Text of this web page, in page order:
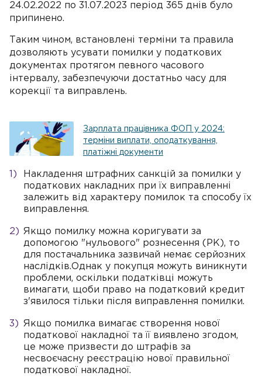
24.02.2022 по 31.07.2023 період 365 днів було
припинено.
Таким чином, встановлені терміни та правила
дозволяють усувати помилки у податкових
документах протягом певного часового
інтервалу, забезпечуючи достатньо часу для
корекції та виправлень.
Зарплата працівника ФОП у 2024:
терміни виплати, оподаткування,
платіжні документи
Накладення штрафних санкцій за помилки у
податкових накладних при їх виправленні
залежить від характеру помилок та способу їх
виправлення.
Якщо помилку можна коригувати за
допомогою "нульового" рознесення (РК), то
для постачальника зазвичай немає серйозних
наслідків.Однак у покупця можуть виникнути
проблеми, оскільки податківці можуть
вимагати, щоби право на податковий кредит
з'явилося тільки після виправлення помилки.
Якщо помилка вимагає створення нової
податкової накладної та її виявлено згодом,
це може призвести до штрафів за
несвоєчасну реєстрацію нової правильної
податкової накладної.